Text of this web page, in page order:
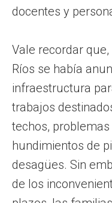
docentes y
Vale recordar
Ríos se había
infraestructura
trabajos
techos,
hundimientos de
desagües. Sin
de los